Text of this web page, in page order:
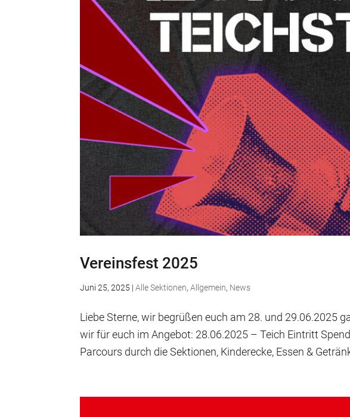
Vereinsfest 2025
Juni 25, 2025 |Alle Sektionen,Allgemein, News
Liebe Sterne, wir begrüßen euch am 28. und 29.06.2025
wir für euch im Angebot: 28.06.2025 – Teich Eintritt
Parcours durch die Sektionen, Kinderecke, Essen &